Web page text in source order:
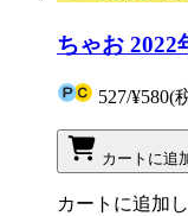
ちゃお 2022
527/¥580(
カートに追
カートに追加